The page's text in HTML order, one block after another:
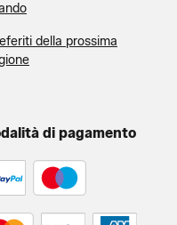
della prossima
di pagamento